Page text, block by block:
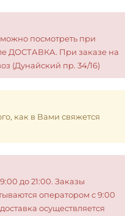
посмотреть при
ДОСТАВКА. При заказе на
(Дунайский пр. 34/16)
как в Вами свяжется
до 21:00. Заказы
оператором с 9:00
осуществляется